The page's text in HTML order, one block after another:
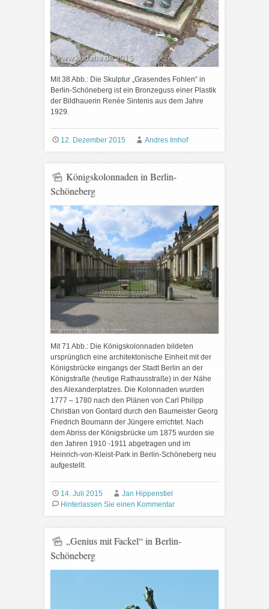
Mit 38 Abb.: Die Skulptur „Grasendes Fohlen“ in
Berlin-Schöneberg ist ein Bronzeguss einer Plastik
der Bildhauerin Renée Sintenis aus dem Jahre
1929.
12. Dezember 2015 Andres Imhof
Königskolonnaden in Berlin-
Schöneberg
Mit 71 Abb.: Die Königskolonnaden bildeten
ursprünglich eine architektonische Einheit mit der
Königsbrücke eingangs der Stadt Berlin an der
Königstraße (heutige Rathausstraße) in der Nähe
des Alexanderplatzes. Die Kolonnaden wurden
1777 – 1780 nach den Plänen von Carl Philipp
Christian von Gontard durch den Baumeister Georg
Friedrich Boumann der Jüngere errichtet. Nach
dem Abriss der Königsbrücke um 1875 wurden sie
den Jahren 1910 -1911 abgetragen und im
Heinrich-von-Kleist-Park in Berlin-Schöneberg neu
aufgestellt.
14. Juli 2015
Jan Hippenstiel
Hinterlassen Sie einen Kommentar
„Genius mit Fackel“ in Berlin-
Schöneberg